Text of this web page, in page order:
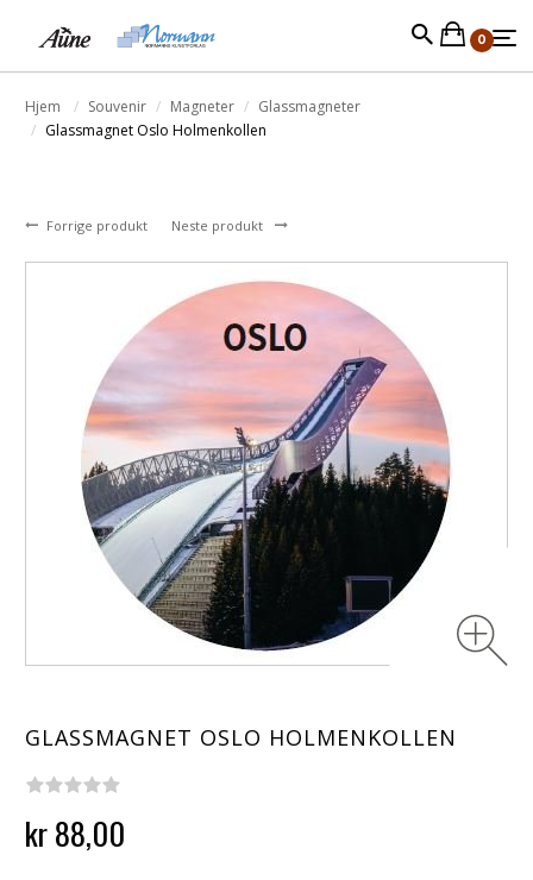
0
Hjem Souvenir Magneter
Glassmagneter
Glassmagnet Oslo Holmenkollen
Forrige produkt Neste produkt
GLASSMAGNET OSLO HOLMENKOLLEN
kr 88,00